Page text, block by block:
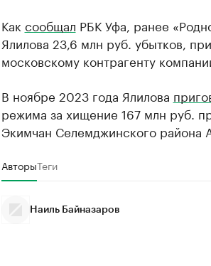
Как сообщал РБК Уфа, ранее
Ялилова 23,6 млн руб. убытков,
московскому контрагенту
В ноябре 2023 года Ялилова
режима за хищение 167 млн руб.
Экимчан Селемджинского района
АвторыТеги
Наиль Байназаров